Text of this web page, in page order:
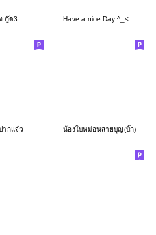
กู๊ด3 Have a nice Day ^_<
ากแจ๋ว น้องใบหม่อนสายบุญ(บิ๊ก)